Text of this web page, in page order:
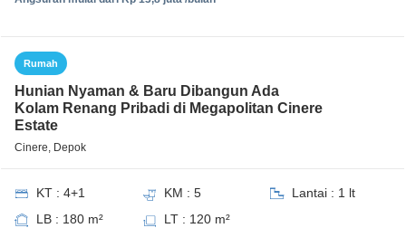
Rumah
Hunian Nyaman & Baru Dibangun Ada
Kolam Renang Pribadi di Megapolitan Cinere
Estate
Cinere, Depok
KT : 4+1 KM : 5
Lantai : 1 lt
LB : 180 m²
LT : 120 m²